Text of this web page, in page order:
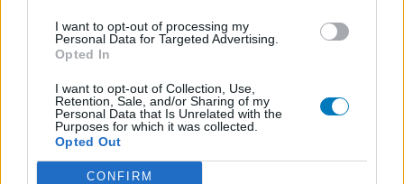
I want to opt-out of processing my
Personal Data for Targeted Advertising.
Opted In
I want to opt-out of Collection, Use,
Retention, Sale, and/or Sharing of my
Personal Data that Is Unrelated with the
Purposes for which it was collected.
Opted Out
CONFIRM